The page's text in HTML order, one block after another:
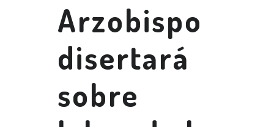
Arzobispo
disertará
sobre